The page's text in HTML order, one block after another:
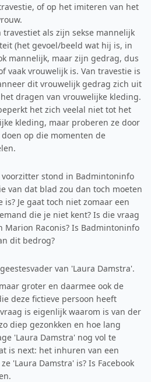
of op het imiteren van het
travestiet als zijn sekse mannelijk
(het gevoel/beeld wat hij is, in
mannelijk, maar zijn gedrag, dus
vaak vrouwelijk is. Van travestie is
dit vrouwelijk gedrag zich uit
dragen van vrouwelijke kleding.
het zich veelal niet tot het
kleding, maar proberen ze door
op die momenten de
stond in Badmintoninfo
van dat blad zou dan toch moeten
is? Je gaat toch niet zomaar een
die je niet kent? Is die vraag
Marion Raconis? Is Badmintoninfo
dit bedrog?
van 'Laura Damstra'.
groter en daarmee ook de
deze fictieve persoon heeft
is eigenlijk waarom is van der
diep gezonkken en hoe lang
'Laura Damstra' nog vol te
is next: het inhuren van een
'Laura Damstra' is? Is Facebook